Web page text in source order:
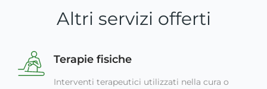
Altri servizi offerti
Terapie fisiche
Interventi terapeutici utilizzati nella cura o